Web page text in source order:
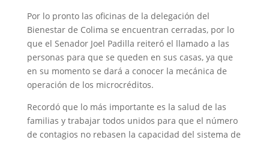
Por lo pronto las oficinas de la delegación del
Bienestar de Colima se encuentran cerradas, por lo
que el Senador Joel Padilla reiteró el llamado a las
personas para que se queden en sus casas, ya que
en su momento se dará a conocer la mecánica de
operación de los microcréditos.
Recordó que lo más importante es la salud de las
familias y trabajar todos unidos para que el número
de contagios no rebasen la capacidad del sistema de